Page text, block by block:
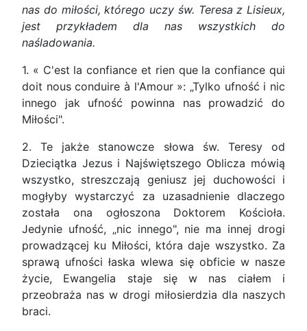
nas do miłości, którego uczy św. Teresa z Lisieux,
jest przykładem dla nas wszystkich do
naśladowania.
1. « C'est la confiance et rien que la confiance qui
doit nous conduire à l'Amour »: „Tylko ufność i nic
innego jak ufność powinna nas prowadzić do
Miłości".
2. Te jakże stanowcze słowa św. Teresy od
Dzieciątka Jezus i Najświętszego Oblicza mówią
wszystko, streszczają geniusz jej duchowości i
mogłyby wystarczyć za uzasadnienie dlaczego
została ona ogłoszona Doktorem Kościoła.
Jedynie ufność, „nic innego", nie ma innej drogi
prowadzącej ku Miłości, która daje wszystko. Za
sprawą ufności łaska wlewa się obficie w nasze
życie, Ewangelia staje się w nas ciałem i
przeobraża nas w drogi miłosierdzia dla naszych
braci.